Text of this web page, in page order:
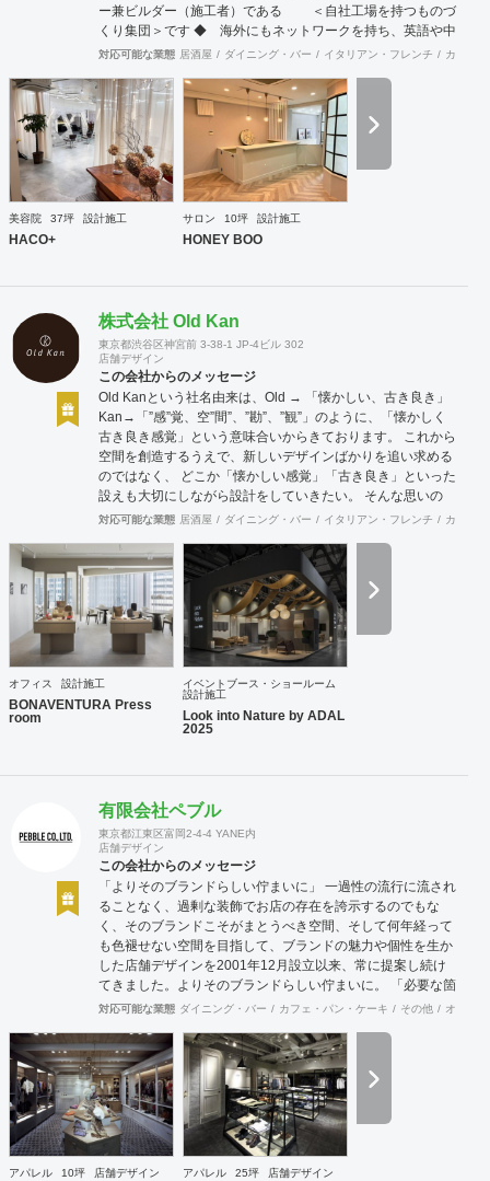
ー兼ビルダー（施工者）である ＜自社工場を持つものづ
くり集団＞です ◆ 海外にもネットワークを持ち、英語や中
国語に堪能なスタッフたちが、海外から国内への出店をスム
工案件、設計＋造作物の案件、施工案件、造作物制作など、
多様な請負形態が可能です。工場では金属を中心にさまざま
な素材を用いた制作が可能で、例えば通常デザイン性とは無
縁な特定防火設備（鉄扉）などにも高いデザイン性を施すこ
とも可能です。 GRIDFRAME とりかえのきかない空間
https://gridframe.co.jp/ Synes(シネス) 霧のようなやわらか
込む空間 https://sotochiku.com/
対応可能な業態 居酒屋 ダイニング・バー イタリアン・フレンチ カフェ
美容院 37坪 設計施工
HACO+
サロン 10坪 設計施工
HONEY BOO
株式会社 Old Kan
東京都渋谷区神宮前 3-38-1 JP-4ビル 302
店舗デザイン
この会社からのメッセージ
Old Kanという社名由来は、Old → 「懐かしい、古き良き」
Kan→「”感”覚、空”間”、”勘”、”観”」のように、「懐かしく
古き良き感覚」という意味合いからきております。 これから
空間を創造するうえで、新しいデザインばかりを追い求める
のではなく、 どこか「懐かしい感覚」「古き良き」といった
設えも大切にしながら設計をしていきたい。 そんな思いの
下、日々クライアント様、そしてその空間を使うお客様に幸
ます。 Old Kan 浦田 晶平 Shohei Urata https://old-kan.jp
Instagram：https://www.instagram.com/old_kan_/?hl=ja
shohei_urata@old-kan.jp 〒150-0001 東京都渋谷区神宮前
3-38-1 JP-4ビル 302
対応可能な業態 居酒屋 ダイニング・バー イタリアン・フレンチ カフェ
オフィス 設計施工
BONAVENTURA Press
room
イベントブース・ショールーム
設計施工
Look into Nature by ADAL
2025
有限会社ペブル
東京都江東区富岡2-4-4 YANE内
店舗デザイン
この会社からのメッセージ
「よりそのブランドらしい佇まいに」 一過性の流行に流され
ることなく、過剰な装飾でお店の存在を誇示するのでもな
く、そのブランドこそがまとうべき空間、そして何年経って
も色褪せない空間を目指して、ブランドの魅力や個性を生か
した店舗デザインを2001年12月設立以来、常に提案し続け
てきました。よりそのブランドらしい佇まいに。 「必要な箇
所に、必要なデザインを」 2012年からはさらにその思いを
らブランディングまで総合的にブランドの出店をバックアッ
プできる体制も整えてきました。そのブランドにとってまず
何を優先すべきか、何が本当に必要なのか、そこをきちんと
アドバイスできる会社でありたいと思っています。 業務内容
・店舗設計（物販店／飲食店／美容室など） ・ブランディン
グ及びディレクション業務 ・出店におけるトータルデザイン
・住宅リノベーション ・家具及び什器デザイン
対応可能な業態 ダイニング・バー カフェ・パン・ケーキ その他 オフィス
アパレル 10坪 店舗デザイン アパレル 25坪 店舗デザイン